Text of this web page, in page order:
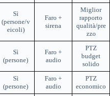
Sì
(persone/v
eicoli)
Faro +
sirena
Miglior
rapporto
qualità/pre
zzo
Sì
(persone)
Faro +
audio
PTZ
budget
solido
Sì
(persone)
Faro +
audio
PTZ
economico